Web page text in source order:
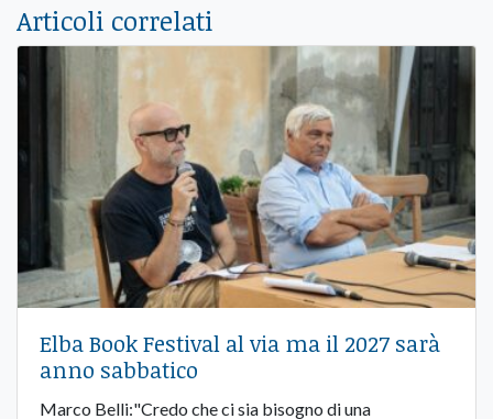
Articoli correlati
Elba Book Festival al via ma il 2027 sarà
anno sabbatico
Marco Belli:"Credo che ci sia bisogno di una